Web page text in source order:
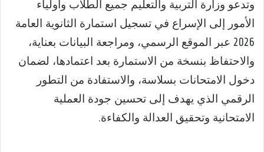
وتدعو وزارة التربية والتعليم جميع الطلاب وأولياء
الأمور إلى الإسراع في تسجيل استمارة الثانوية العامة
2026 عبر الموقع الرسمي، ومراجعة البيانات بعناية،
والاحتفاظ بنسخة من الاستمارة بعد اعتمادها، لضمان
دخول الامتحانات بسلاسة، والاستفادة من التطور
الرقمي الذي يهدف إلى تحسين جودة العملية
الامتحانية وتحقيق العدالة والكفاءة.